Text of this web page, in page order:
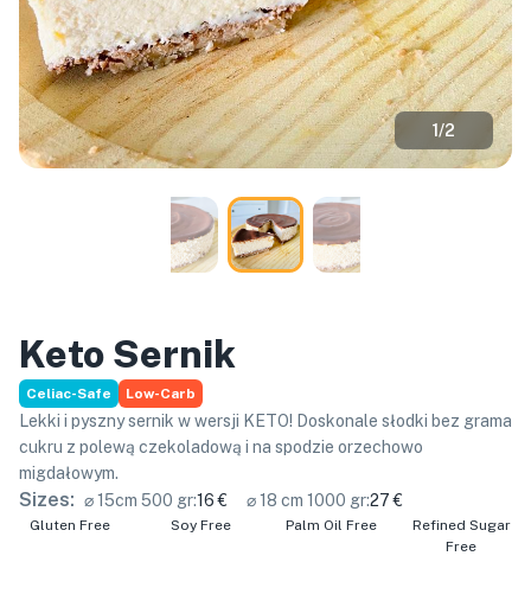
1/2
Keto Sernik
Celiac-Safe Low-Carb
Lekki i pyszny sernik w wersji KETO! Doskonale słodki bez grama
cukru z polewą czekoladową i na spodzie orzechowo
migdałowym.
Sizes: ⌀ 15cm 500 gr:16 € ⌀ 18 cm 1000 gr:27 €
Gluten Free Soy Free Palm Oil Free
Refined Sugar
Free